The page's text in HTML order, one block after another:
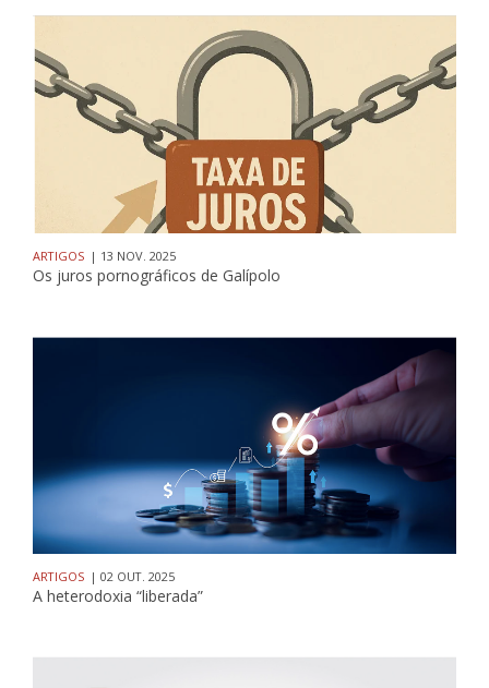
ARTIGOS | 13 NOV. 2025
Os juros pornográficos de Galípolo
ARTIGOS | 02 OUT. 2025
A heterodoxia “liberada”